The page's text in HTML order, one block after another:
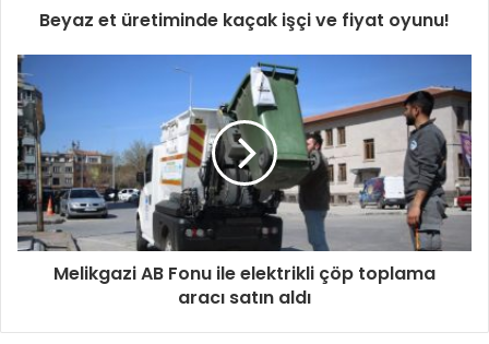
Beyaz et üretiminde kaçak işçi ve fiyat oyunu!
Melikgazi AB Fonu ile elektrikli çöp toplama
aracı satın aldı